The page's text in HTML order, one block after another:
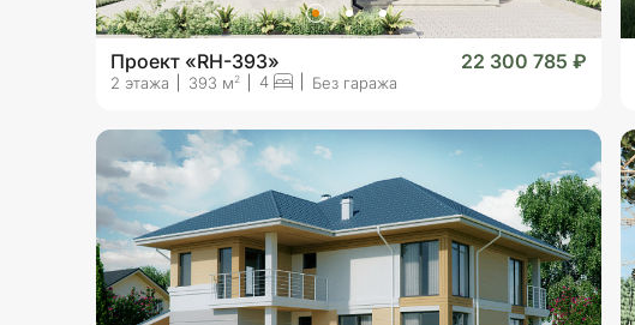
Проект «RH-393» 22 300 785 ₽
2 этажа 393 м2 4 Без гаража